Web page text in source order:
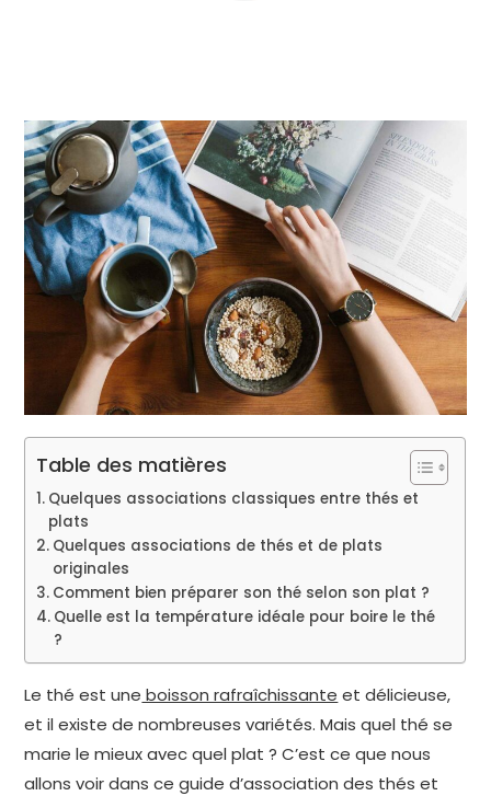
Table des matières
Quelques associations classiques entre thés et
plats
Quelques associations de thés et de plats
originales
Comment bien préparer son thé selon son plat ?
Quelle est la température idéale pour boire le thé
?
Le thé est une boisson rafraîchissante et délicieuse,
et il existe de nombreuses variétés. Mais quel thé se
marie le mieux avec quel plat ? C’est ce que nous
allons voir dans ce guide d’association des thés et